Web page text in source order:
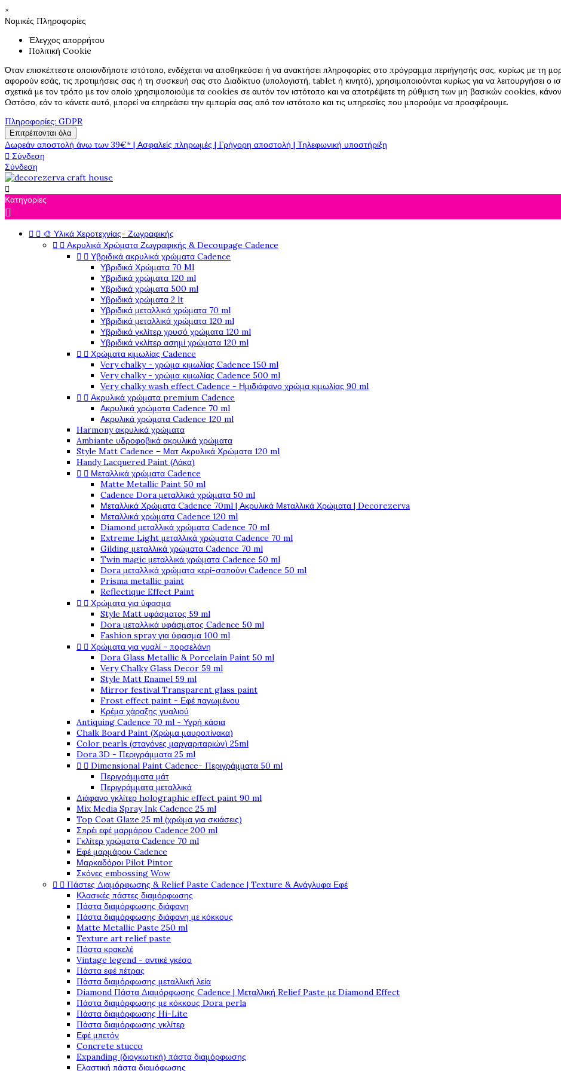
×
Νομικές Πληροφορίες
Έλεγχος απορρήτου
Πολιτική Cookie
Όταν επισκέπτεστε οποιονδήποτε ιστότοπο, ενδέχεται να αποθηκεύσει ή να ανακτήσει πληροφορίες στο πρόγραμμα περιήγησής σας, κυρίως με τη
αφορούν εσάς, τις προτιμήσεις σας ή τη συσκευή σας στο Διαδίκτυο (υπολογιστή, tablet ή κινητό), χρησιμοποιούνται κυρίως για να λειτουργήσει ο
σχετικά με τον τρόπο με τον οποίο χρησιμοποιούμε τα cookies σε αυτόν τον ιστότοπο και να αποτρέψετε τη ρύθμιση των μη βασικών cookies,
Ωστόσο, εάν το κάνετε αυτό, μπορεί να επηρεάσει την εμπειρία σας από τον ιστότοπο και τις υπηρεσίες που μπορούμε να προσφέρουμε.
Πληροφορίες: GDPR
Επιτρέπονται όλα
Δωρεάν αποστολή άνω των 39€* | Ασφαλείς πληρωμές | Γρήγορη αποστολή | Τηλεφωνική υποστήριξη
 Σύνδεση
Σύνδεση

Κατηγορίες

  🎨 Υλικά Χεροτεχνίας- Ζωγραφικής
  Ακρυλικά Χρώματα Ζωγραφικής & Decoupage Cadence
  Υβριδικά ακρυλικά χρώματα Cadence
Υβριδικά Χρώματα 70 Ml
Υβριδικά χρώματα 120 ml
Υβριδικά χρώματα 500 ml
Υβριδικά χρώματα 2 lt
Υβριδικά μεταλλικά χρώματα 70 ml
Υβριδικά μεταλλικά χρώματα 120 ml
Υβριδικά γκλίτερ χρυσό χρώματα 120 ml
Υβριδικά γκλίτερ ασημί χρώματα 120 ml
  Χρώματα κιμωλίας Cadence
Very chalky - χρώμα κιμωλίας Cadence 150 ml
Very chalky - χρώμα κιμωλίας Cadence 500 ml
Very chalky wash effect Cadence - Ημιδιάφανο χρώμα κιμωλίας 90 ml
  Ακρυλικά χρώματα premium Cadence
Ακρυλικά χρώματα Cadence 70 ml
Ακρυλικά χρώματα Cadence 120 ml
Harmony ακρυλικά χρώματα
Ambiante υδροφοβικά ακρυλικά χρώματα
Style Matt Cadence – Ματ Ακρυλικά Χρώματα 120 ml
Handy Lacquered Paint (Λάκα)
  Μεταλλικά χρώματα Cadence
Matte Metallic Paint 50 ml
Cadence Dora μεταλλικά χρώματα 50 ml
Μεταλλικά Χρώματα Cadence 70ml | Ακρυλικά Μεταλλικά Χρώματα | Decorezerva
Μεταλλικά χρώματα Cadence 120 ml
Diamond μεταλλικά χρώματα Cadence 70 ml
Extreme Light μεταλλικά χρώματα Cadence 70 ml
Gilding μεταλλικά χρώματα Cadence 70 ml
Twin magic μεταλλικά χρώματα Cadence 50 ml
Dora μεταλλικά χρώματα κερί-σαπούνι Cadence 50 ml
Prisma metallic paint
Reflectique Effect Paint
  Χρώματα για ύφασμα
Style Matt υφάσματος 59 ml
Dora μεταλλικά υφάσματος Cadence 50 ml
Fashion spray για ύφασμα 100 ml
  Χρώματα για γυαλί - πορσελάνη
Dora Glass Metallic & Porcelain Paint 50 ml
Very Chalky Glass Decor 59 ml
Style Matt Enamel 59 ml
Mirror festival Transparent glass paint
Frost effect paint - Εφέ παγωμένου
Κρέμα χάραξης γυαλιού
Antiquing Cadence 70 ml - Υγρή κάσια
Chalk Board Paint (Χρώμα μαυροπίνακα)
Color pearls (σταγόνες μαργαριταριών) 25ml
Dora 3D - Περιγράμματα 25 ml
  Dimensional Paint Cadence- Περιγράμματα 50 ml
Περιγράμματα μάτ
Περιγράμματα μεταλλικά
Διάφανο γκλίτερ holographic effect paint 90 ml
Mix Media Spray Ink Cadence 25 ml
Top Coat Glaze 25 ml (χρώμα για σκιάσεις)
Σπρέι εφέ μαρμάρου Cadence 200 ml
Γκλίτερ χρώματα Cadence 70 ml
Εφέ μαρμάρου Cadence
Μαρκαδόροι Pilot Pintor
Σκόνες embossing Wow
  Πάστες Διαμόρφωσης & Relief Paste Cadence | Texture & Ανάγλυφα Εφέ
Κλασικές πάστες διαμόρφωσης
Πάστα διαμόρφωσης διάφανη
Πάστα διαμόρφωσης διάφανη με κόκκους
Matte Metallic Paste 250 ml
Texture art relief paste
Πάστα κρακελέ
Vintage legend - αντικέ γκέσο
Πάστα εφέ πέτρας
Πάστα διαμόρφωσης μεταλλική λεία
Diamond Πάστα Διαμόρφωσης Cadence | Μεταλλική Relief Paste με Diamond Effect
Πάστα διαμόρφωσης με κόκκους Dora perla
Πάστα διαμόρφωσης Hi-Lite
Πάστα διαμόρφωσης γκλίτερ
Εφέ μπετόν
Concrete stucco
Expanding (διογκωτική) πάστα διαμόρφωσης
Ελαστική πάστα διαμόφωσης